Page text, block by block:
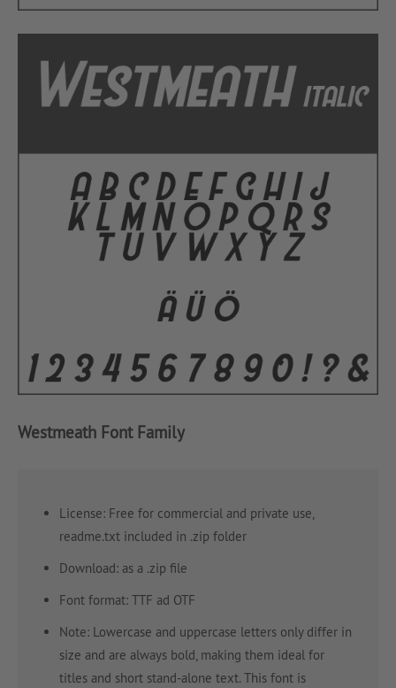
Westmeath Font Family
License: Free for commercial and private use,
readme.txt included in .zip folder
Download: as a .zip file
Font format: TTF ad OTF
Note: Lowercase and uppercase letters only differ in
size and are always bold, making them ideal for
titles and short stand-alone text. This font is